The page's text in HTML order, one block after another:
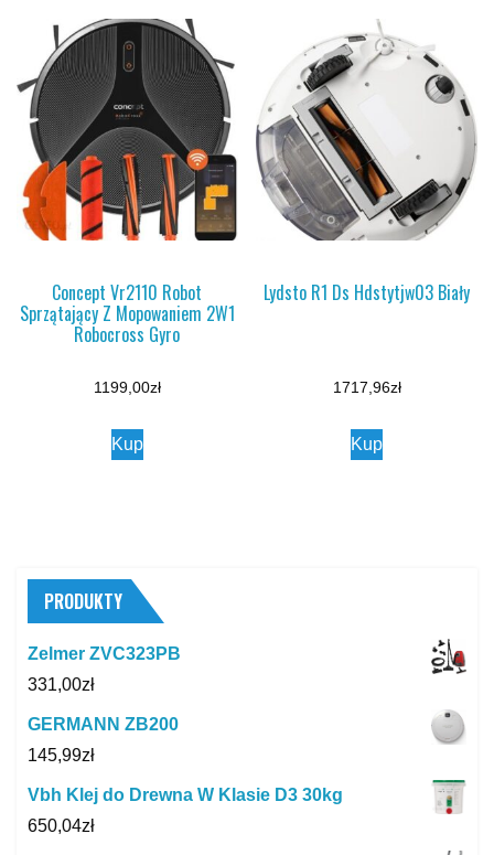
Concept Vr2110 Robot
Sprzątający Z Mopowaniem 2W1
Robocross Gyro
1199,00zł
Kup
Lydsto R1 Ds Hdstytjw03 Biały
1717,96zł
Kup
PRODUKTY
Zelmer ZVC323PB
331,00zł
GERMANN ZB200
145,99zł
Vbh Klej do Drewna W Klasie D3 30kg
650,04zł